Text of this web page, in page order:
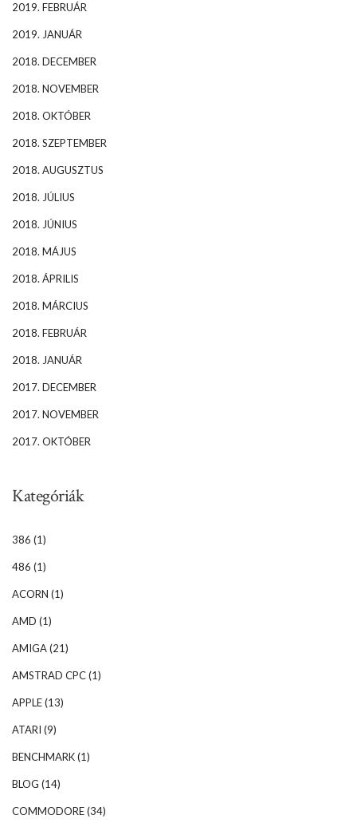
2019. FEBRUÁR
2019. JANUÁR
2018. DECEMBER
2018. NOVEMBER
2018. OKTÓBER
2018. SZEPTEMBER
2018. AUGUSZTUS
2018. JÚLIUS
2018. JÚNIUS
2018. MÁJUS
2018. ÁPRILIS
2018. MÁRCIUS
2018. FEBRUÁR
2018. JANUÁR
2017. DECEMBER
2017. NOVEMBER
2017. OKTÓBER
Kategóriák
386 (1)
486 (1)
ACORN (1)
AMD (1)
AMIGA(21)
AMSTRAD CPC(1)
APPLE(13)
ATARI (9)
BENCHMARK(1)
BLOG (14)
COMMODORE(34)